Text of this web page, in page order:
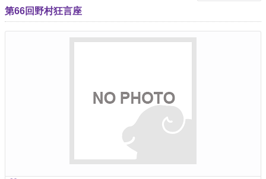
v
i
i
第66回野村狂言座